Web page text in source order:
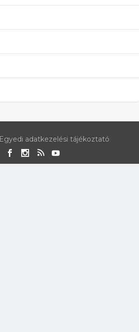
Egyedi adatkezelési tájékoztató